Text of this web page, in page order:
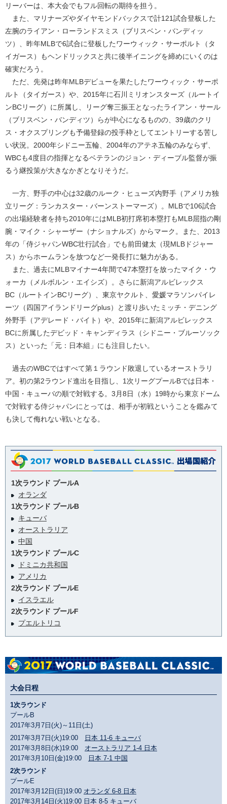
リーバーは、本大会でもフル回転の期待を担う。
また、マリナーズやダイヤモンドバックスで計121試合登板した
左腕のライアン・ローランドスミス（ブリスベン・バンディッ
ツ）、昨年MLBで6試合に登板したワーウィック・サーポルト（タ
イガース）もヘンドリックスと共に後半イニングを締めにいくのは
確実だろう。
ただ、先発は昨年MLBデビューを果たしたワーウィック・サーポ
ルト（タイガース）や、2015年に石川ミリオンスターズ（ルートイ
ンBCリーグ）に所属し、リーグ奪三振王となったライアン・サール
（ブリスベン・バンディツ）らが中心になるものの、39歳のクリ
ス・オクスプリングも予備登録の投手枠としてエントリーする苦し
い状況。2000年シドニー五輪、2004年のアテネ五輪のみならず、
WBCも4度目の指揮となるベテランのジョン・ディーブル監督が振
るう継投策が大きなかぎとなりそうだ。
一方、野手の中心は32歳のルーク・ヒューズ内野手（アメリカ独
立リーグ：ランカスター・バーンストーマーズ）。MLBで106試合
の出場経験者を持ち2010年にはMLB初打席初本塁打もMLB屈指の剛
腕・マイク・シャーザー（ナショナルズ）からマーク。また、2013
年の「侍ジャパンWBC壮行試合」でも前田健太（現MLBドジャー
ス）からホームランを放つなど一発長打に魅力がある。
また、過去にMLBマイナー4年間で47本塁打を放ったマイク・ウ
ォーカ（メルボルン・エイシズ）。さらに新潟アルビレックス
BC（ルートインBCリーグ）、東京ヤクルト、愛媛マラソンパイレ
ーツ（四国アイランドリーグplus）と渡り歩いたミッチ・デニング
外野手（アデレード・バイト）や、2015年に新潟アルビレックス
BCに所属したデビッド・キャンディラス（シドニー・ブルーソック
ス）といった「元：日本組」にも注目したい。
過去のWBCではすべて第１ラウンド敗退しているオーストラリ
ア。初の第2ラウンド進出を目指し、1次リーグプールBでは日本・
中国・キューバの順で対戦する。3月8日（水）19時から東京ドーム
で対戦する侍ジャパンにとっては、相手が初戦ということを鑑みて
も決して侮れない戦いとなる。
1次ラウンド プールA
オランダ
1次ラウンド プールB
キューバ
オーストラリア
中国
1次ラウンド プールC
ドミニカ共和国
アメリカ
2次ラウンド プールE
イスラエル
2次ラウンド プールF
プエルトリコ
大会日程
1次ラウンド
プールB
2017年3月7日(火)～11日(土)
2017年3月7日(火)19:00
日本 11-6 キューバ
2017年3月8日(水)19:00 オーストラリア 1-4 日本
2017年3月10日(金)19:00
日本 7-1 中国
2次ラウンド
プールE
2017年3月12日(日)19:00 オランダ 6-8 日本
2017年3月14日(火)19:00 日本 8-5 キューバ